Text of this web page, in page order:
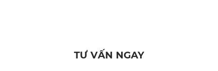
TƯ VẤN NGAY